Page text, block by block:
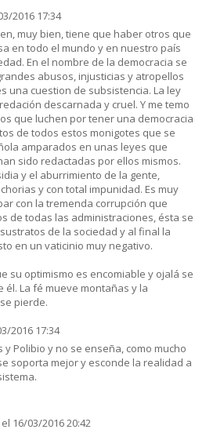
2016 17:34
muy bien, tiene que haber otros que
en todo el mundo y en nuestro país
En el nombre de la democracia se
abusos, injusticias y atropellos
una cuestion de subsistencia. La ley
descarnada y cruel. Y me temo
que luchen por tener una democracia
de todos estos monigotes que se
amparados en unas leyes que
sido redactadas por ellos mismos.
y el aburrimiento de la gente,
y con total impunidad. Es muy
con la tremenda corrupción que
de todas las administraciones, ésta se
de la sociedad y al final la
en un vaticinio muy negativo.
su optimismo es encomiable y ojalá se
él. La fé mueve montañas y la
pierde.
2016 17:34
Polibio y no se enseña, como mucho
soporta mejor y esconde la realidad a
el 16/03/2016 20:42